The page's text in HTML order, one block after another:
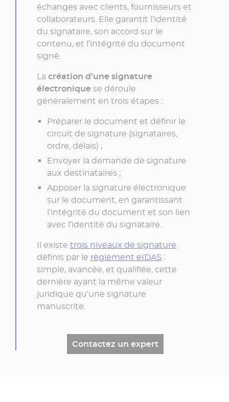
échanges avec clients, fournisseurs et
collaborateurs. Elle garantit l’identité
du signataire, son accord sur le
contenu, et l’intégrité du document
signé.
La création d’une signature
électronique se déroule
généralement en trois étapes :
Préparer le document et définir le
circuit de signature (signataires,
ordre, délais) ;
Envoyer la demande de signature
aux destinataires ;
Apposer la signature électronique
sur le document, en garantissant
l’intégrité du document et son lien
avec l’identité du signataire.
Il existe trois niveaux de signature
définis par le règlement eIDAS :
simple, avancée, et qualifiée, cette
dernière ayant la même valeur
juridique qu’une signature
manuscrite.
Contactez un expert